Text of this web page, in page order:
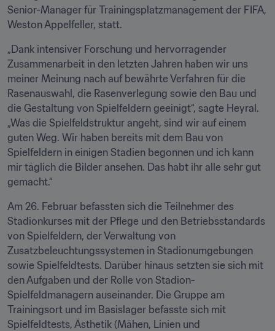
Senior-Manager für Trainingsplatzmanagement der FIFA,
Weston Appelfeller, statt.
„Dank intensiver Forschung und hervorragender
Zusammenarbeit in den letzten Jahren haben wir uns
meiner Meinung nach auf bewährte Verfahren für die
Rasenauswahl, die Rasenverlegung sowie den Bau und
die Gestaltung von Spielfeldern geeinigt“, sagte Heyral.
„Was die Spielfeldstruktur angeht, sind wir auf einem
guten Weg. Wir haben bereits mit dem Bau von
Spielfeldern in einigen Stadien begonnen und ich kann
mir täglich die Bilder ansehen. Das habt ihr alle sehr gut
gemacht.“
Am 26. Februar befassten sich die Teilnehmer des
Stadionkurses mit der Pflege und den Betriebsstandards
von Spielfeldern, der Verwaltung von
Zusatzbeleuchtungssystemen in Stadionumgebungen
sowie Spielfeldtests. Darüber hinaus setzten sie sich mit
den Aufgaben und der Rolle von Stadion-
Spielfeldmanagern auseinander. Die Gruppe am
Trainingsort und im Basislager befasste sich mit
Spielfeldtests, Ästhetik (Mähen, Linien und